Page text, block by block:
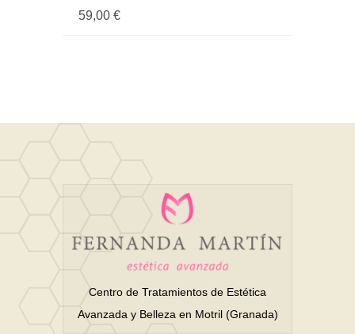
59,00 €
Centro de Tratamientos de Estética
Avanzada y Belleza en Motril (Granada)